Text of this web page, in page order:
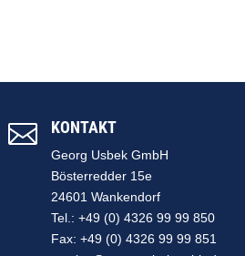
 KONTAKT
Georg Usbek GmbH
Bösterredder 15e
24601 Wankendorf
Tel.: +49 (0) 4326 99 99 850
Fax: +49 (0) 4326 99 99 851